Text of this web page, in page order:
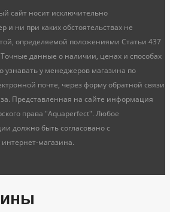
сайт носит исключительно
и ни при каких обстоятельствах не
определяемой положениями Статьи 437
Точные данные о наличии, ценах и способах
узнавать у менеджеров магазина по
почте, через форму обратной связи
Представленная на сайте информация
права "Aquaperfect". Любое
должно быть согласовано с
магазина.